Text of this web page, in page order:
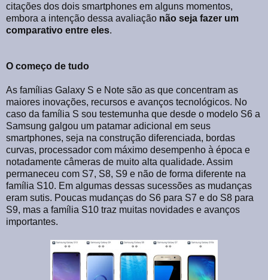
citações dos dois smartphones em alguns momentos,
embora a intenção dessa avaliação não seja fazer um
comparativo entre eles.
O começo de tudo
As famílias Galaxy S e Note são as que concentram as
maiores inovações, recursos e avanços tecnológicos. No
caso da família S sou testemunha que desde o modelo S6 a
Samsung galgou um patamar adicional em seus
smartphones, seja na construção diferenciada, bordas
curvas, processador com máximo desempenho à época e
notadamente câmeras de muito alta qualidade. Assim
permaneceu com S7, S8, S9 e não de forma diferente na
família S10. Em algumas dessas sucessões as mudanças
eram sutis. Poucas mudanças do S6 para S7 e do S8 para
S9, mas a família S10 traz muitas novidades e avanços
importantes.